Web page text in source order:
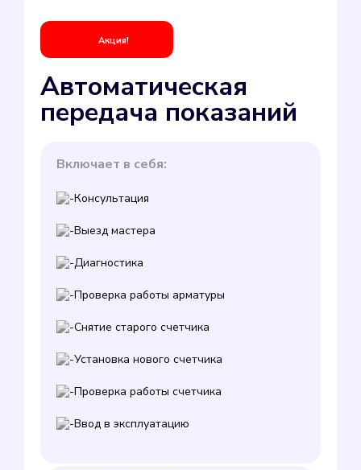
Акция!
Автоматическая
передача показаний
Включает в себя:
Консультация
Выезд мастера
Диагностика
Проверка работы арматуры
Снятие старого счетчика
Установка нового счетчика
Проверка работы счетчика
Ввод в эксплуатацию